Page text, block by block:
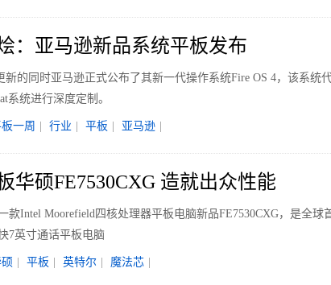
：亚马逊新品系统平板发布
新的同时亚马逊正式公布了其新一代操作系统Fire OS 4，该系统
系统进行深度定制。
一周 行业 平板 亚马逊
华硕FE7530CXG 造就出众性能
款Intel Moorefield四核处理器平板电脑新品FE7530CXG，是全球
7英寸通话平板电脑
平板 英特尔 魔法芯